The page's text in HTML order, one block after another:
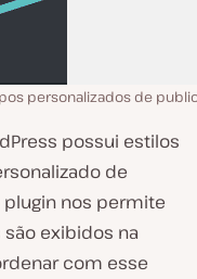
personalizados de
possui estilos
de
plugin nos permite
exibidos na
com esse